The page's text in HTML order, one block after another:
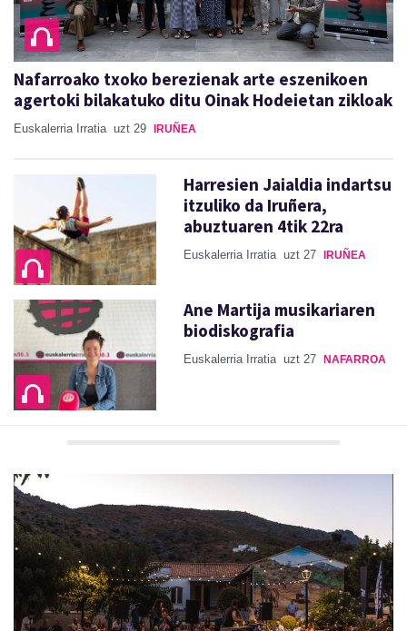
Nafarroako txoko berezienak arte eszenikoen
agertoki bilakatuko ditu Oinak Hodeietan zikloak
Euskalerria Irratia uzt 29 IRUÑEA
Harresien Jaialdia indartsu
itzuliko da Iruñera,
abuztuaren 4tik 22ra
Euskalerria Irratia uzt 27 IRUÑEA
Ane Martija musikariaren
biodiskografia
Euskalerria Irratia uzt 27 NAFARROA